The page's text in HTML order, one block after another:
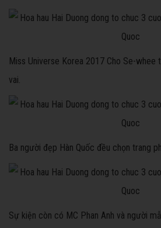
Miss Universe Korea 2017 Cho Se-whee
vai.
Ba người đẹp Hàn Quốc đều chọn trang
Sự kiện còn có MC Phan Anh và người